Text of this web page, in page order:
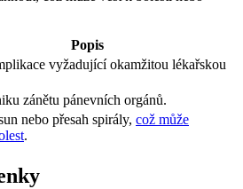
Popis
vyžadující okamžitou lékařskou
zánětu pánevních orgánů.
nebo přesah spirály, což může
.